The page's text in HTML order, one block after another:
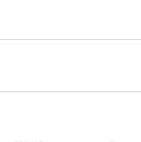
provenienti da
i discorsi
in modo